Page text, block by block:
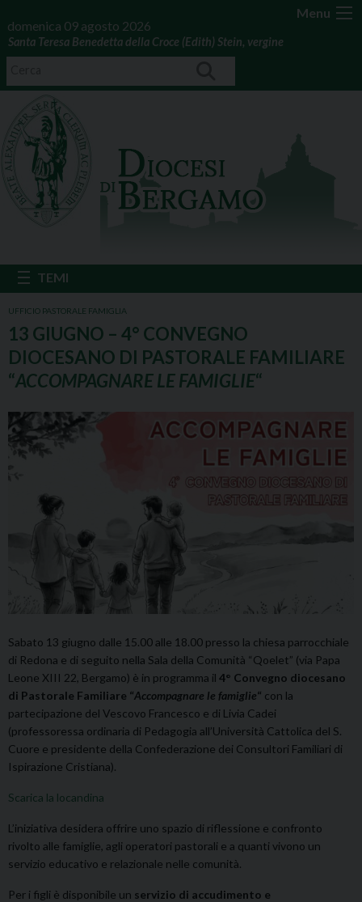
Menu
domenica 09 agosto 2026
Santa Teresa Benedetta della Croce (Edith) Stein, vergine
UFFICIO PASTORALE FAMIGLIA
13 GIUGNO – 4° CONVEGNO
DIOCESANO DI PASTORALE FAMILIARE
“ACCOMPAGNARE LE FAMIGLIE“
Sabato 13 giugno dalle 15.00 alle 18.00 presso la chiesa parrocchiale
di Redona e di seguito nella Sala della Comunità “Qoelet” (via Papa
Leone XIII 22, Bergamo) è in programma il 4° Convegno diocesano
di Pastorale Familiare “Accompagnare le famiglie“ con la
partecipazione del Vescovo Francesco e di Livia Cadei
(professoressa ordinaria di Pedagogia all’Università Cattolica del S.
Cuore e presidente della Confederazione dei Consultori Familiari di
Ispirazione Cristiana).
Scarica la locandina
L’iniziativa desidera offrire uno spazio di riflessione e confronto
rivolto alle famiglie, agli operatori pastorali e a quanti vivono un
servizio educativo e relazionale nelle comunità.
Per i figli è disponibile un servizio di accudimento e